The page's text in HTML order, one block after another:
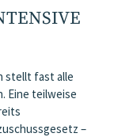
stellt fast alle
Eine teilweise
–